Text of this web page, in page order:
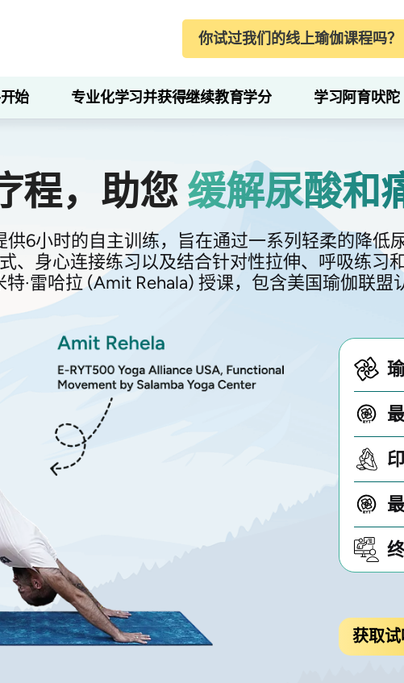
你试过我们的线上瑜伽课程吗？
始 专业化学习并获得继续教育学分 学习阿育吠陀
程，助您 缓解尿酸和
6小时的自主训练，旨在通过一系列轻柔的降
、身心连接练习以及结合针对性拉伸、呼吸练习
·雷哈拉 (Amit Rehala) 授课，包含美国瑜伽联
获取